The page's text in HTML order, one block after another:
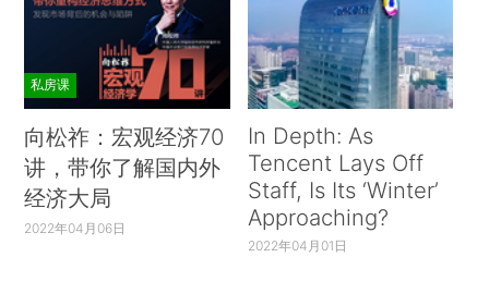
私房课
向松祚：宏观经济70
讲，带你了解国内外
经济大局
2022年04月06日
In Depth: As
Tencent Lays Off
Staff, Is Its ‘Winter’
Approaching?
2022年04月01日